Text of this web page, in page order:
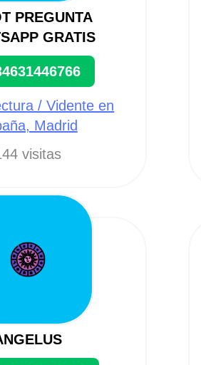
PREGUNTA
GRATIS
/ Vidente en
Madrid
visitas